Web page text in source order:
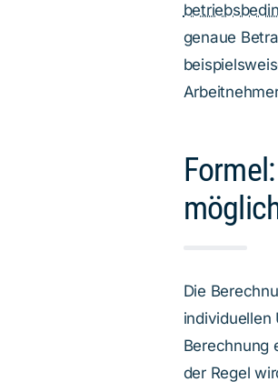
genaue
Die
individuellen
Berechnung
der Regel